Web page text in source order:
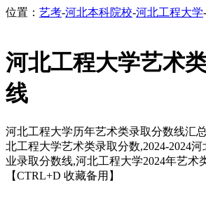
位置： 艺考-河北本科院校-河北工程大学-
河北工程大学艺术
线
河北工程大学历年艺术类录取分数线汇
北工程大学艺术类录取分数,2024-2024
业录取分数线,河北工程大学2024年艺术
【CTRL+D 收藏备用】